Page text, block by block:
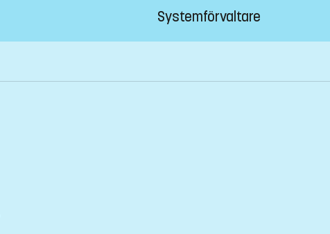
Systemförvaltare